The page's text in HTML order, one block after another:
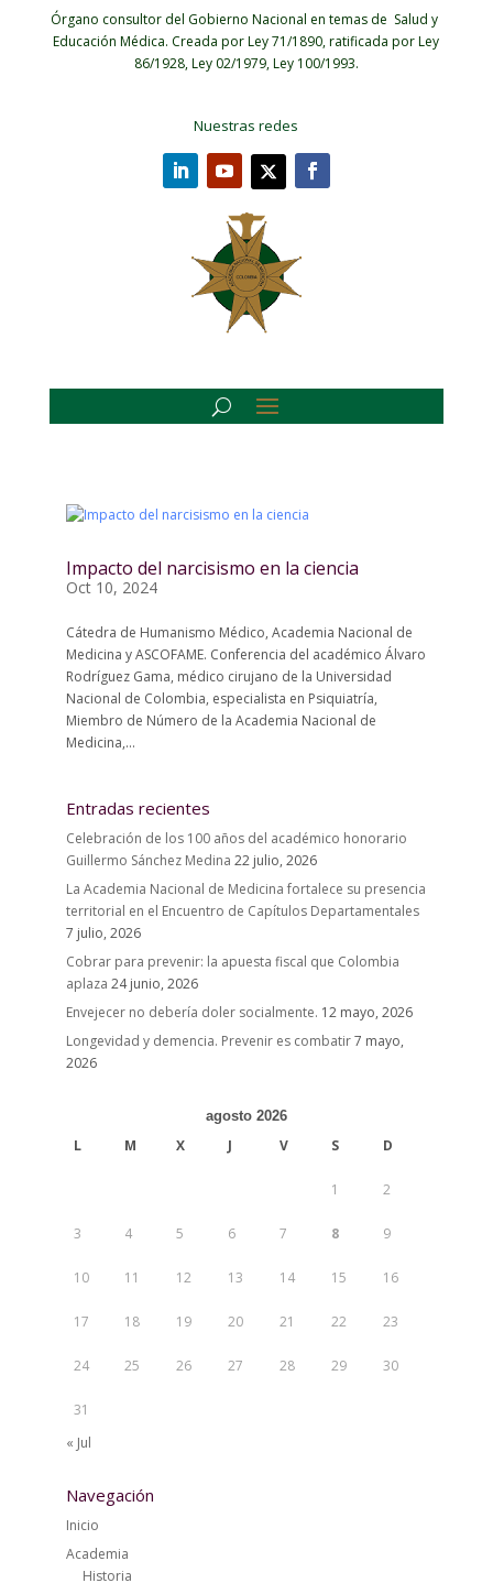
Órgano consultor del Gobierno Nacional en temas de Salud y
Educación Médica. Creada por Ley 71/1890, ratificada por Ley
86/1928, Ley 02/1979, Ley 100/1993.
Nuestras redes
Impacto del narcisismo en la ciencia
Oct 10, 2024
Cátedra de Humanismo Médico, Academia Nacional de
Medicina y ASCOFAME. Conferencia del académico Álvaro
Rodríguez Gama, médico cirujano de la Universidad
Nacional de Colombia, especialista en Psiquiatría,
Miembro de Número de la Academia Nacional de
Medicina,...
Entradas recientes
Celebración de los 100 años del académico honorario
Guillermo Sánchez Medina 22 julio, 2026
La Academia Nacional de Medicina fortalece su presencia
territorial en el Encuentro de Capítulos Departamentales
7 julio, 2026
Cobrar para prevenir: la apuesta fiscal que Colombia
aplaza 24 junio, 2026
Envejecer no debería doler socialmente. 12 mayo, 2026
Longevidad y demencia. Prevenir es combatir7 mayo,
2026
agosto 2026
L M X J V S D
1 2
3 4 5 6 7 8 9
10 11 12 13 14 15 16
17 18 19 20 21 22 23
24 25 26 27 28 29 30
31
« Jul
Navegación
Inicio
Academia
Historia